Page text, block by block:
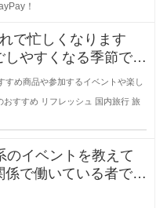
！
で忙しくなります
やすくなる季節です
フレッシ
すめ商品や参加するイベントや楽し
おすすめ リフレッシュ 国内旅行 旅
のイベントを教えて
係で働いている者です
ピレー